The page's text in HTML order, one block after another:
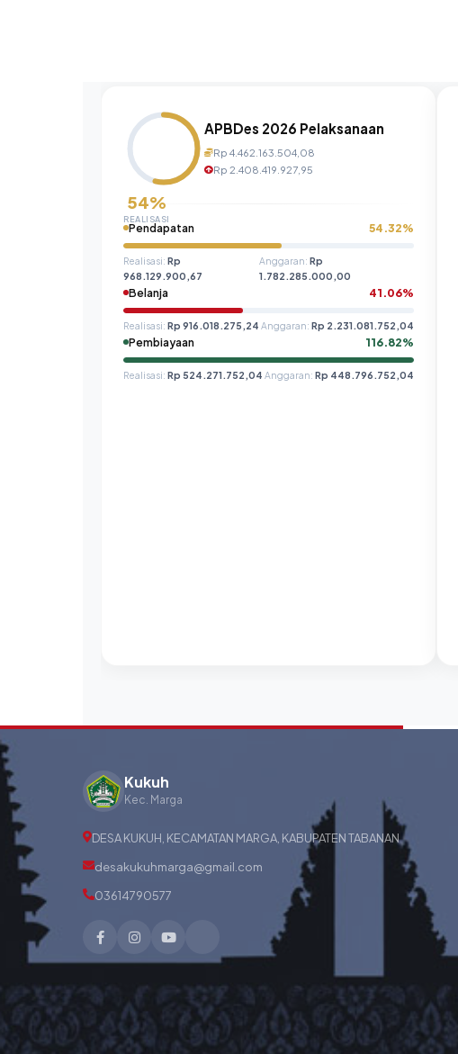
54%
REALISASI
APBDes 2026 Pelaksanaan
Rp 4.462.163.504,08
Rp 2.408.419.927,95
Pendapatan 54.32%
Realisasi: Rp
968.129.900,67
Anggaran:Rp
1.782.285.000,00
Belanja 41.06%
Realisasi: Rp 916.018.275,24 Anggaran:Rp 2.231.081.752,04
Pembiayaan 116.82%
Realisasi: Rp 524.271.752,04 Anggaran:Rp 448.796.752,04
Kukuh
Kec. Marga
DESA KUKUH, KECAMATAN MARGA, KABUPATEN TABANAN
desakukuhmarga@gmail.com
03614790577